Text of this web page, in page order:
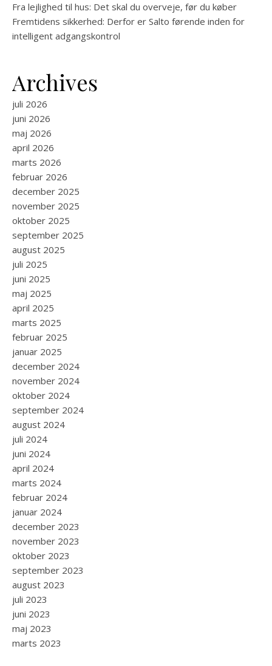
Fra lejlighed til hus: Det skal du overveje, før du køber
Fremtidens sikkerhed: Derfor er Salto førende inden for
intelligent adgangskontrol
Archives
juli 2026
juni 2026
maj 2026
april 2026
marts 2026
februar 2026
december 2025
november 2025
oktober 2025
september 2025
august 2025
juli 2025
juni 2025
maj 2025
april 2025
marts 2025
februar 2025
januar 2025
december 2024
november 2024
oktober 2024
september 2024
august 2024
juli 2024
juni 2024
april 2024
marts 2024
februar 2024
januar 2024
december 2023
november 2023
oktober 2023
september 2023
august 2023
juli 2023
juni 2023
maj 2023
marts 2023